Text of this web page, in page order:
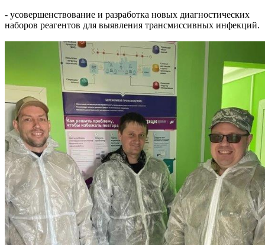
- усовершенствование и разработка новых диагностических
наборов реагентов для выявления трансмиссивных инфекций.